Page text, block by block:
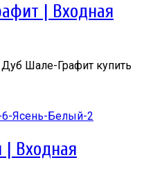
| Входная
Шале-Графит купить
Входная